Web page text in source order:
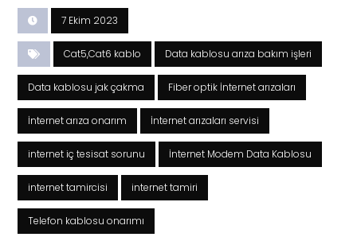
7 Ekim 2023
Cat5,Cat6 kablo Data kablosu arıza bakım işleri
Data kablosu jak çakma Fiber optik İnternet arızaları
İnternet arıza onarım İnternet arızaları servisi
internet iç tesisat sorunu İnternet Modem Data Kablosu
internet tamircisi internet tamiri
Telefon kablosu onarımı